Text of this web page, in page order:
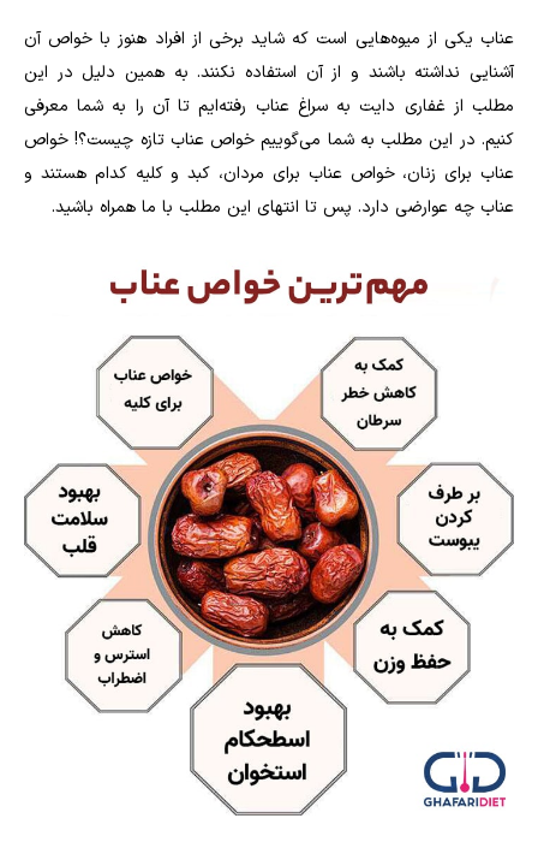
عناب یکی از میوه‌هایی است که شاید برخی از افراد هنوز با خواص آن
آشنایی نداشته باشند و از آن استفاده نکنند. به همین دلیل در این
مطلب از غفاری دایت به سراغ عناب رفته‌ایم تا آن را به شما معرفی
کنیم. در این مطلب به شما می‌گوییم خواص عناب تازه چیست؟! خواص
عناب برای زنان، خواص عناب برای مردان، کبد و کلیه کدام هستند و
عناب چه عوارضی دارد. پس تا انتهای این مطلب با ما همراه باشید.